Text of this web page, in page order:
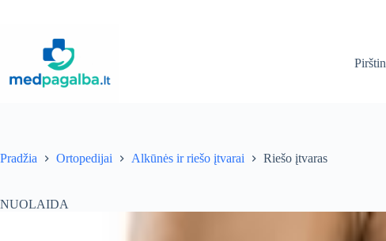
Pradžia Ortopedijai Alkūnės ir riešo įtvarai Riešo įtvaras
NUOLAIDA